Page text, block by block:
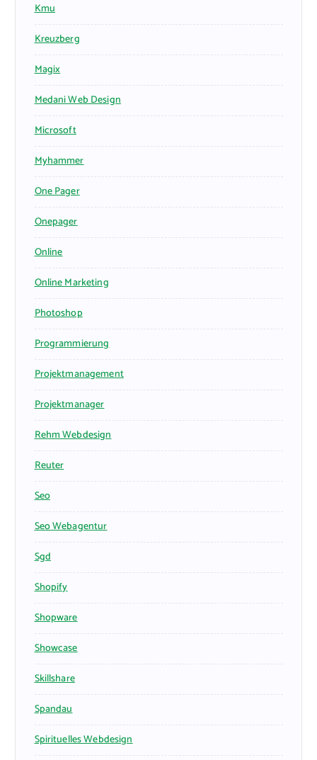
Kmu
Kreuzberg
Magix
Medani Web Design
Microsoft
Myhammer
One Pager
Onepager
Online
Online Marketing
Photoshop
Programmierung
Projektmanagement
Projektmanager
Rehm Webdesign
Reuter
Seo
Seo Webagentur
Sgd
Shopify
Shopware
Showcase
Skillshare
Spandau
Spirituelles Webdesign